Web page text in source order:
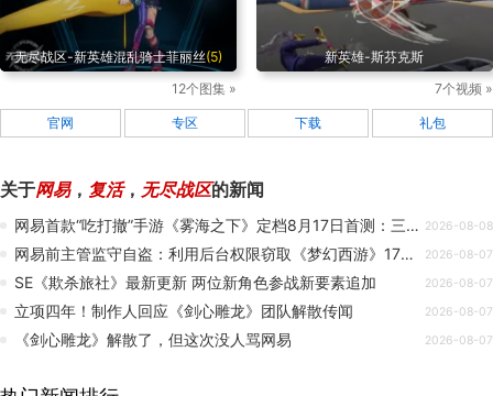
无尽战区-新英雄混乱骑士菲丽丝(5)
12个图集 »
新英雄-斯芬克斯
7个视频 »
官网 专区 下载 礼包
关于网易， 复活， 无尽战区的新闻
网易首款“吃打撤”手游《雾海之下》定档8月17日首测：三人小队狩猎魔物搜宝撤离 2026-08-08
网易前主管监守自盗：利用后台权限窃取《梦幻西游》171 个闲置账号，牟利 173 万元获三年缓刑 2026-08-07
SE《欺杀旅社》最新更新 两位新角色参战新要素追加 2026-08-07
立项四年！制作人回应《剑心雕龙》团队解散传闻 2026-08-07
《剑心雕龙》解散了，但这次没人骂网易 2026-08-07